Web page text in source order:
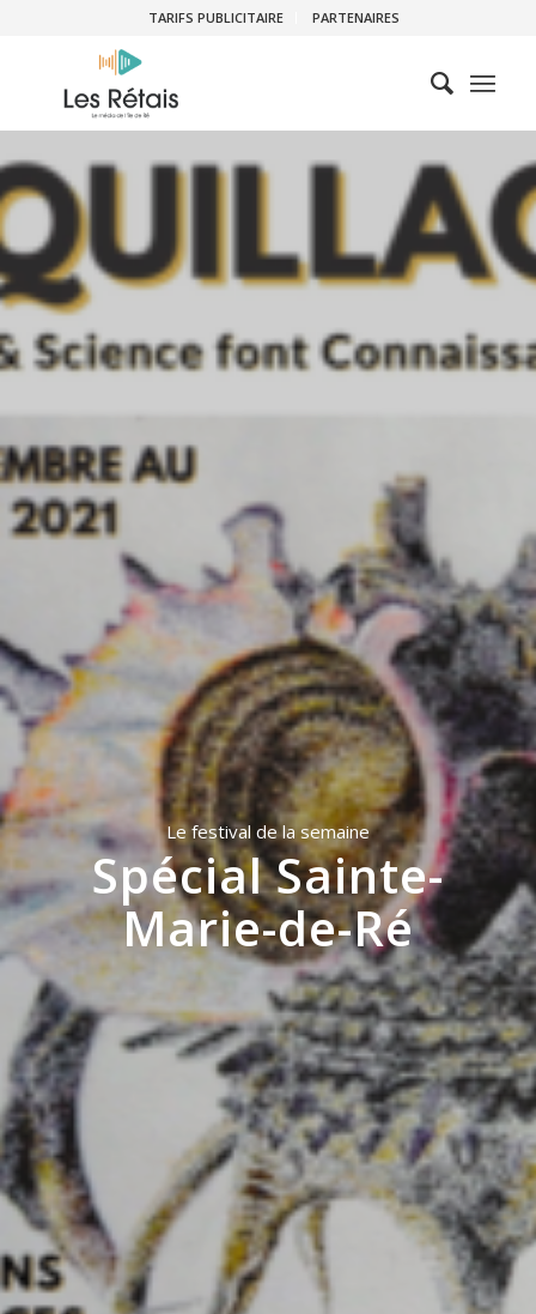
TARIFS PUBLICITAIRE PARTENAIRES
Le festival de la semaine
Spécial Sainte-
Marie-de-Ré